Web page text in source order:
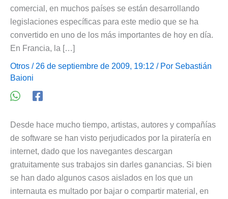
comercial, en muchos países se están desarrollando
legislaciones específicas para este medio que se ha
convertido en uno de los más importantes de hoy en día.
En Francia, la […]
Otros / 26 de septiembre de 2009, 19:12 / Por Sebastián
Baioni
Desde hace mucho tiempo, artistas, autores y compañías
de software se han visto perjudicados por la piratería en
internet, dado que los navegantes descargan
gratuitamente sus trabajos sin darles ganancias. Si bien
se han dado algunos casos aislados en los que un
internauta es multado por bajar o compartir material, en